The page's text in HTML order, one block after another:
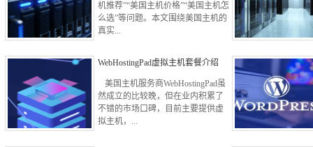
机推荐”“美国主机价格”“美国主机怎
么选”等问题。本文围绕美国主机的
真实...
WebHostingPad虚拟主机套餐介绍
美国主机服务商WebHostingPad虽
然成立的比较晚，但在业内积累了
不错的市场口碑，目前主要提供虚
拟主机，...